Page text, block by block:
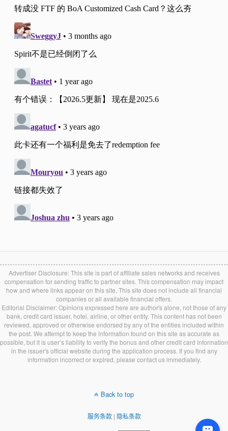
Advertiser Disclosure: This site is part of affiliate sales networks and receives
compensation for sending traffic to partner sites. This compensation may impact
how and where links appear on this site. This site does not include all financial
companies or all available financial offers.
Editorial Disclaimer: Opinions expressed here are author's alone, not those of any
bank, credit card issuer, hotel, airline, or other entity. This content has not been
reviewed, approved or otherwise endorsed by any of the entities included within
the post. We attempt to keep the information found on this site as accurate as
possible, but it is user’s liability to verify the bonus and other credit card information
in the issuer's official website during the application process. If you find any
information incorrect or expired, please contact us immediately.
Back to top
服务条款| 隐私条款